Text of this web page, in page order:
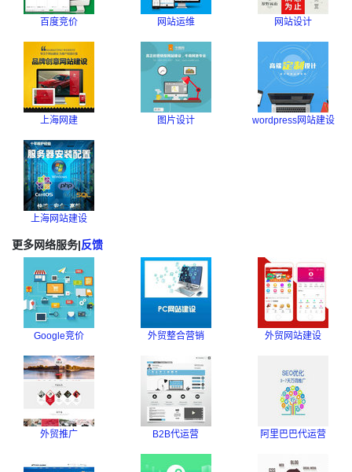
百度竞价 网站运维 网站设计
上海网建 图片设计 wordpress网站建设
上海网站建设
更多网络服务|反馈
Google竞价 外贸整合营销 外贸网站建设
外贸推广 B2B代运营 阿里巴巴代运营